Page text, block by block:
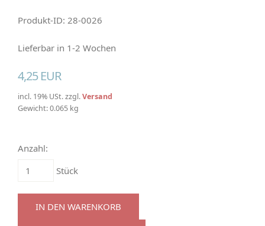
Produkt-ID: 28-0026
Lieferbar in 1-2 Wochen
4,25 EUR
incl. 19% USt. zzgl.Versand
Gewicht: 0.065 kg
Anzahl:
Stück
IN DEN WARENKORB